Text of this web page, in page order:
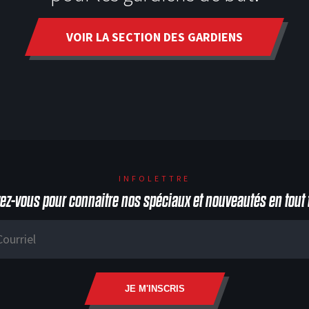
VOIR LA SECTION DES GARDIENS
INFOLETTRE
vous pour connaitre nos spéciaux et nouveautés en tout
JE M'INSCRIS